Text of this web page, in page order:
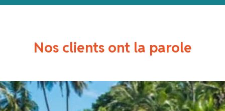
Nos clients ont la parole